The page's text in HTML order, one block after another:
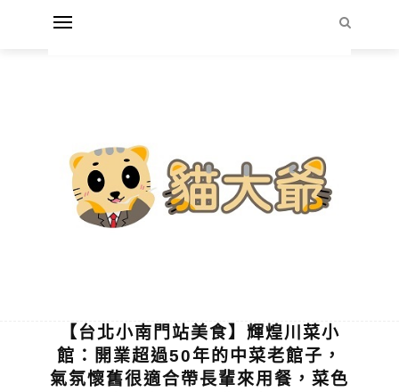
【台北小南門站美食】輝煌川菜小
館：開業超過50年的中菜老館子，
氣氛懷舊很適合帶長輩來用餐，菜色